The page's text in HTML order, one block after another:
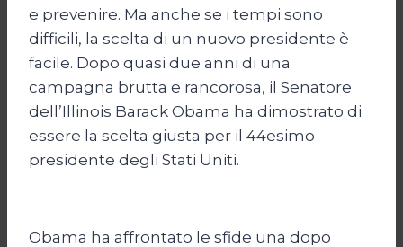
e prevenire. Ma anche se i tempi sono
difficili, la scelta di un nuovo presidente è
facile. Dopo quasi due anni di una
campagna brutta e rancorosa, il Senatore
dell’Illinois Barack Obama ha dimostrato di
essere la scelta giusta per il 44esimo
presidente degli Stati Uniti.
Obama ha affrontato le sfide una dopo